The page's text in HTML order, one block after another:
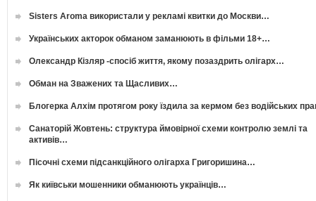
Sisters Aroma використали у рекламі квитки до Москви…
Українських акторок обманом заманюють в фільми 18+…
Олександр Кізляр -спосіб життя, якому позаздрить олігарх…
Обман на Зважених та Щасливих…
Блогерка Алхім протягом року їздила за кермом без водійських
Санаторій Жовтень: структура ймовірної схеми контролю землі та
активів…
Пісочні схеми підсанкційного олігарха Григоришина…
Як київськи мошенники обманюють українців…